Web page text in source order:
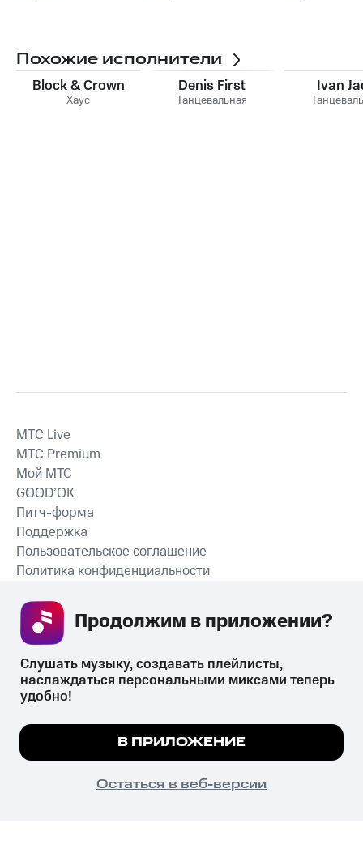
Похожие исполнители
Block & Crown
Хаус
Denis First
Танцевальная
Ivan
СКАЧАТЬ ПРИЛОЖЕНИЕ
MTС Live
MTС Premium
Мой МТС
GOOD’OK
Питч-форма
Поддержка
Пользовательское соглашение
Политика конфиденциальности
психотропных веществ, их аналогов причиняет вред здоровью,
их незаконный оборот запрещён и влечёт установленную
законодательством ответственность.
© 2026 ООО «КИОН».
Все права защищены
Мы используем куки, чтобы на сайте все
Подробнее
ПОНЯТНО
Слушать музыку, создавать плейлисты,
наслаждаться персональными миксами теперь
удобно!
В ПРИЛОЖЕНИЕ
Остаться в веб-версии